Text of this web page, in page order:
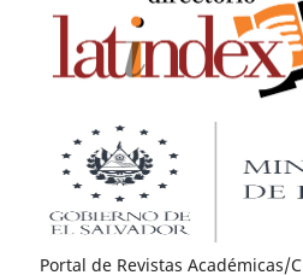
Portal de Revistas Académicas/